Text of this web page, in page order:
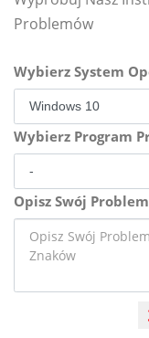
Problemów
Wybierz System
Wybierz Program
Opisz Swój Problem